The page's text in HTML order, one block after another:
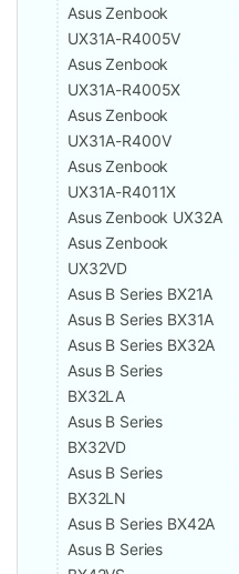
Asus Zenbook
UX31A-R4005V
Asus Zenbook
UX31A-R4005X
Asus Zenbook
UX31A-R400V
Asus Zenbook
UX31A-R4011X
Asus Zenbook UX32A
Asus Zenbook
UX32VD
Asus B Series BX21A
Asus B Series BX31A
Asus B Series BX32A
Asus B Series
BX32LA
Asus B Series
BX32VD
Asus B Series
BX32LN
Asus B Series BX42A
Asus B Series